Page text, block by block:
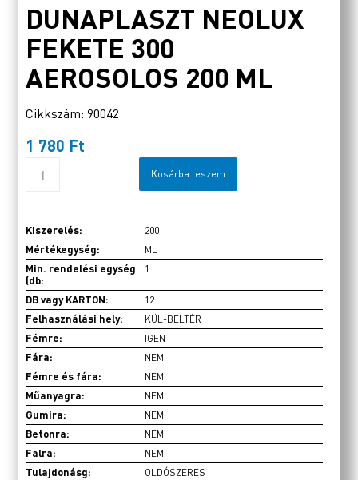
DUNAPLASZT NEOLUX
FEKETE 300
AEROSOLOS 200 ML
Cikkszám: 90042
1 780 Ft
Kosárba teszem
Kiszerelés: 200
Mértékegység: ML
Min. rendelési egység
(db:
1
DB vagy KARTON: 12
Felhasználási hely: KÜL-BELTÉR
Fémre: IGEN
Fára: NEM
Fémre és fára: NEM
Műanyagra: NEM
Gumira: NEM
Betonra: NEM
Falra: NEM
Tulajdonásg: OLDÓSZERES